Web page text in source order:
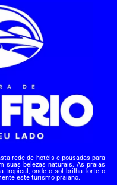
rede de hotéis e pousadas para
suas belezas naturais. As praias
tropical, onde o sol brilha forte o
este turismo praiano.